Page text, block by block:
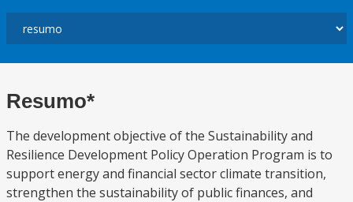
Resumo*
The development objective of the Sustainability and
Resilience Development Policy Operation Program is to
support energy and financial sector climate transition,
strengthen the sustainability of public finances, and